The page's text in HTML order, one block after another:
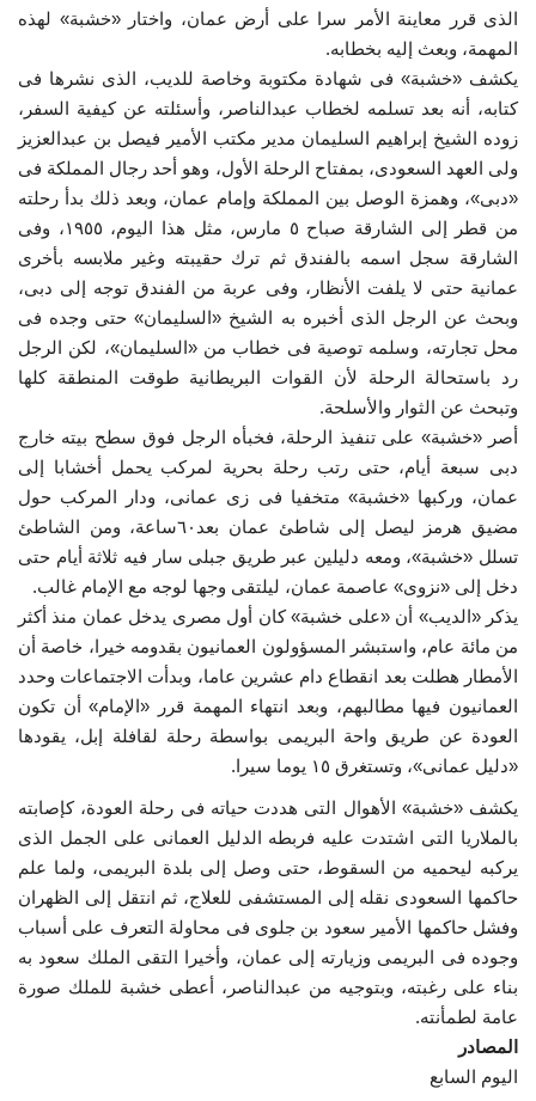
الذى قرر معاينة الأمر سرا على أرض عمان، واختار «خشبة» لهذه
المهمة، وبعث إليه بخطابه.
يكشف «خشبة» فى شهادة مكتوبة وخاصة للديب، الذى نشرها فى
كتابه، أنه بعد تسلمه لخطاب عبدالناصر، وأسئلته عن كيفية السفر،
زوده الشيخ إبراهيم السليمان مدير مكتب الأمير فيصل بن عبدالعزيز
ولى العهد السعودى، بمفتاح الرحلة الأول، وهو أحد رجال المملكة فى
«دبى»، وهمزة الوصل بين المملكة وإمام عمان، وبعد ذلك بدأ رحلته
من قطر إلى الشارقة صباح ٥ مارس، مثل هذا اليوم، ١٩٥٥، وفى
الشارقة سجل اسمه بالفندق ثم ترك حقيبته وغير ملابسه بأخرى
عمانية حتى لا يلفت الأنظار، وفى عربة من الفندق توجه إلى دبى،
وبحث عن الرجل الذى أخبره به الشيخ «السليمان» حتى وجده فى
محل تجارته، وسلمه توصية فى خطاب من «السليمان»، لكن الرجل
رد باستحالة الرحلة لأن القوات البريطانية طوقت المنطقة كلها
وتبحث عن الثوار والأسلحة.
أصر «خشبة» على تنفيذ الرحلة، فخبأه الرجل فوق سطح بيته خارج
دبى سبعة أيام، حتى رتب رحلة بحرية لمركب يحمل أخشابا إلى
عمان، وركبها «خشبة» متخفيا فى زى عمانى، ودار المركب حول
مضيق هرمز ليصل إلى شاطئ عمان بعد٦٠ساعة، ومن الشاطئ
تسلل «خشبة»، ومعه دليلين عبر طريق جبلى سار فيه ثلاثة أيام حتى
دخل إلى «نزوى» عاصمة عمان، ليلتقى وجها لوجه مع الإمام غالب.
يذكر «الديب» أن «على خشبة» كان أول مصرى يدخل عمان منذ أكثر
من مائة عام، واستبشر المسؤولون العمانيون بقدومه خيرا، خاصة أن
الأمطار هطلت بعد انقطاع دام عشرين عاما، وبدأت الاجتماعات وحدد
العمانيون فيها مطالبهم، وبعد انتهاء المهمة قرر «الإمام» أن تكون
العودة عن طريق واحة البريمى بواسطة رحلة لقافلة إبل، يقودها
«دليل عمانى»، وتستغرق ١٥ يوما سيرا.
يكشف «خشبة» الأهوال التى هددت حياته فى رحلة العودة، كإصابته
بالملاريا التى اشتدت عليه فربطه الدليل العمانى على الجمل الذى
يركبه ليحميه من السقوط، حتى وصل إلى بلدة البريمى، ولما علم
حاكمها السعودى نقله إلى المستشفى للعلاج، ثم انتقل إلى الظهران
وفشل حاكمها الأمير سعود بن جلوى فى محاولة التعرف على أسباب
وجوده فى البريمى وزيارته إلى عمان، وأخيرا التقى الملك سعود به
بناء على رغبته، وبتوجيه من عبدالناصر، أعطى خشبة للملك صورة
عامة لطمأنته.
المصادر
اليوم السابع